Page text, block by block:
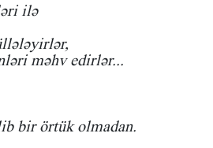
ilə
məhv edirlər...
bir örtük olmadan.